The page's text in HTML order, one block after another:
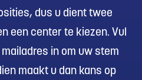
dus u dient twee
een center te kiezen. Vul
in om uw stem
maakt u dan kans op